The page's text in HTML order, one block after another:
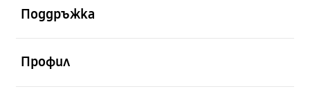
Поддръжка
Профил